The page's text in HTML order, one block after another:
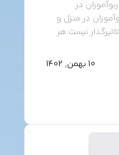
در
در منزل و
نیست.هر
در این مسابقات
10 بهمن, 1402